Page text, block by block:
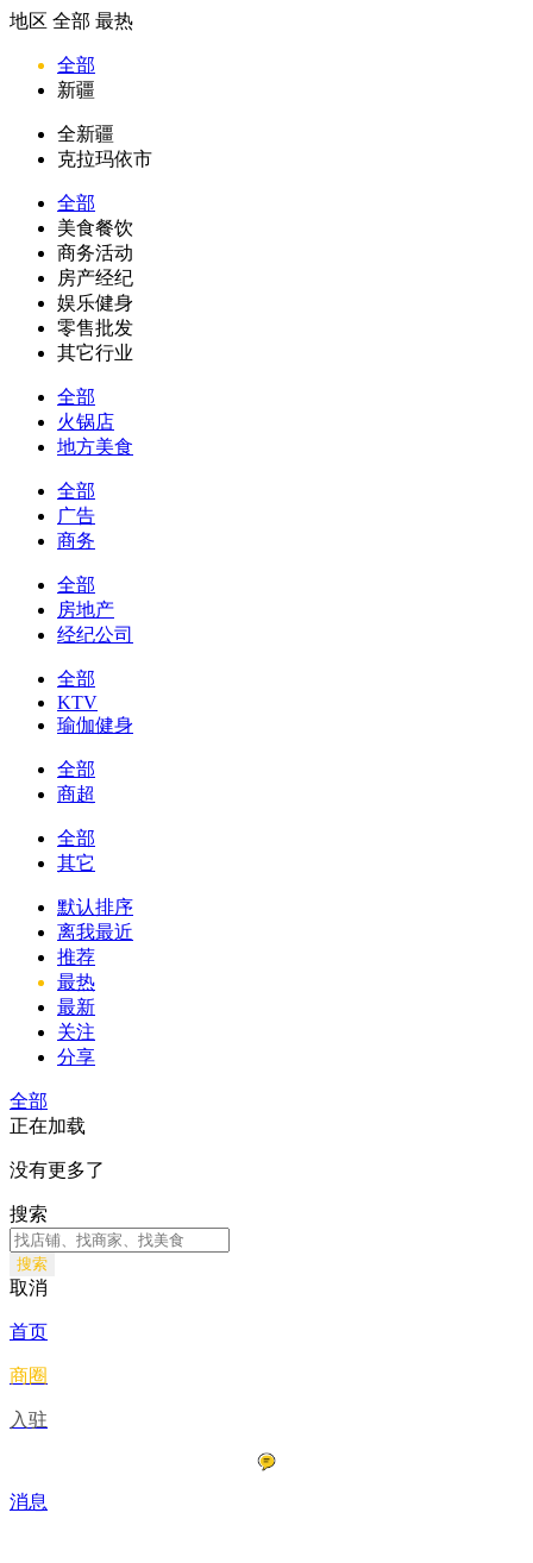
地区 全部 最热
全部
新疆
全新疆
克拉玛依市
全部
美食餐饮
商务活动
房产经纪
娱乐健身
零售批发
其它行业
全部
火锅店
地方美食
全部
广告
商务
全部
房地产
经纪公司
全部
KTV
瑜伽健身
全部
商超
全部
其它
默认排序
离我最近
推荐
最热
最新
关注
分享
全部
正在加载
没有更多了
搜索
搜索
取消
首页
商圈
入驻
消息